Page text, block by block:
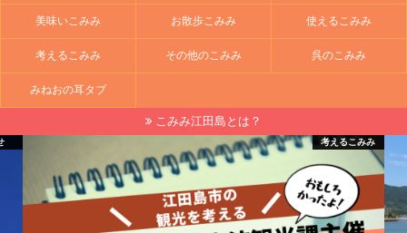
美味いこみみ お散歩こみみ 使えるこみみ
考えるこみみ その他のこみみ 呉のこみみ
みねおの耳タブ
こみみ江田島とは？
考えるこみみ